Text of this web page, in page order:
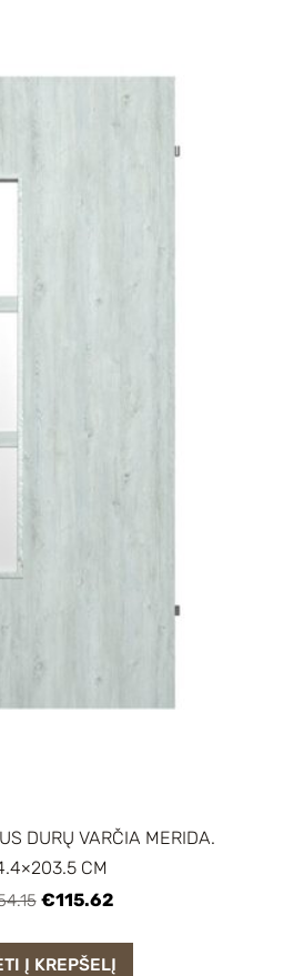
DURŲ VARČIA MERIDA.
CM
€115.62
Į KREPŠELĮ